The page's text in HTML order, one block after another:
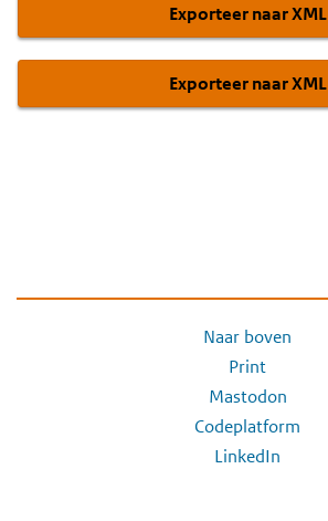
Exporteer naar XML
Exporteer naar XML
Naar boven
Print
Mastodon
Codeplatform
LinkedIn